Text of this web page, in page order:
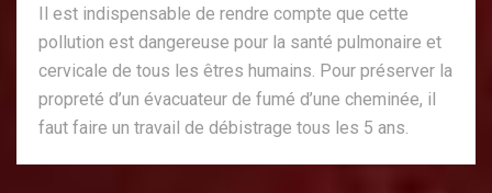
Il est indispensable de rendre compte que cette
pollution est dangereuse pour la santé pulmonaire et
cervicale de tous les êtres humains. Pour préserver la
propreté d’un évacuateur de fumé d’une cheminée, il
faut faire un travail de débistrage tous les 5 ans.